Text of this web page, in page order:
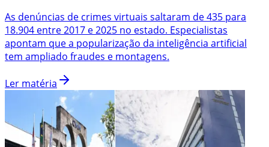
As denúncias de crimes virtuais saltaram de 435 para
18.904 entre 2017 e 2025 no estado. Especialistas
apontam que a popularização da inteligência artificial
tem ampliado fraudes e montagens.
Ler matéria